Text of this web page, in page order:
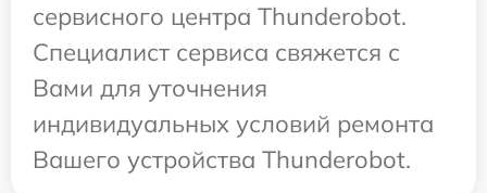
сервисного центра Thunderobot.
Специалист сервиса свяжется с
Вами для уточнения
индивидуальных условий ремонта
Вашего устройства Thunderobot.